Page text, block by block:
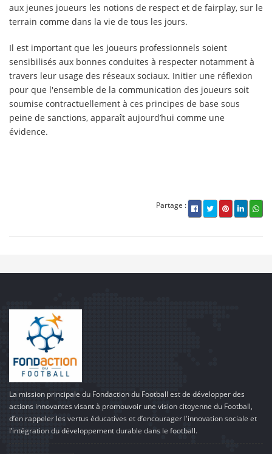
aux jeunes joueurs les notions de respect et de fairplay, sur le
terrain comme dans la vie de tous les jours.
Il est important que les joueurs professionnels soient
sensibilisés aux bonnes conduites à respecter notamment à
travers leur usage des réseaux sociaux. Initier une réflexion
pour que l'ensemble de la communication des joueurs soit
soumise contractuellement à ces principes de base sous
peine de sanctions, apparaît aujourd’hui comme une
évidence.
Partage :
La mission principale du Fondaction du Football est de développer des
actions innovantes visant à promouvoir une vision citoyenne du Football,
d’en rappeler les vertus éducatives et d’encourager l'innovation sociale et
l’intégration du développement durable dans le football.